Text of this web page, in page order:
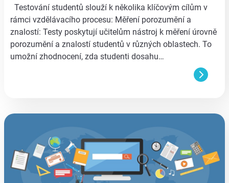
Testování studentů slouží k několika klíčovým cílům v
rámci vzdělávacího procesu: Měření porozumění a
znalostí: Testy poskytují učitelům nástroj k měření úrovně
porozumění a znalostí studentů v různých oblastech. To
umožní zhodnocení, zda studenti dosahu…
aa